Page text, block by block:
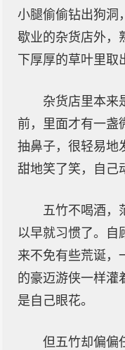
小腿偷偷钻出狗洞
歇业的杂货店外，
下厚厚的草叶里取
杂货店里本来
前，里面才有一盏
抽鼻子，很轻易地
甜地笑了笑，自己
五竹不喝酒，
以早就习惯了。自
来不免有些荒诞，
的豪迈游侠一样灌
是自己眼花。
但五竹却偏偏